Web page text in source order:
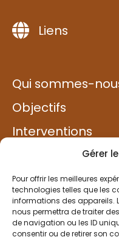
Gérer
Pour offrir les meilleures
technologies telles que les
informations des appareils.
nous permettra de traiter
de navigation ou les ID
consentir ou de retirer son
Liens
Qui sommes-
Objectifs
Interventions
Exemples de
Solidarité
Faire un don